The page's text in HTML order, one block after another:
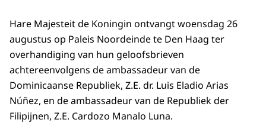
Hare Majesteit de Koningin ontvangt woensdag 26
augustus op Paleis Noordeinde te Den Haag ter
overhandiging van hun geloofsbrieven
achtereenvolgens de ambassadeur van de
Dominicaanse Republiek, Z.E. dr. Luis Eladio Arias
Núñez, en de ambassadeur van de Republiek der
Filipijnen, Z.E. Cardozo Manalo Luna.